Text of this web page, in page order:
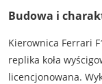
Budowa i
Kierownica Ferrari
replika koła
licencjonowana.